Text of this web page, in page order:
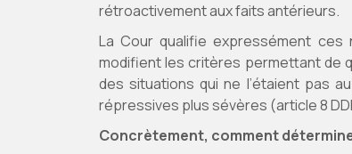
rétroactivement aux faits antérieurs.
La Cour qualifie expressément
modifient les critères permettant de
des situations qui ne l’étaient pas
répressives plus sévères (article 8
Concrètement, comment